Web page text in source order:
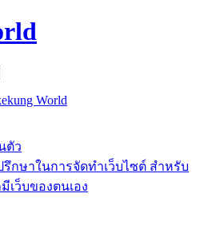
World
ตัว
กษาในการจัดทำเว็บไซต์ สำหรับ
เว็บของตนเอง